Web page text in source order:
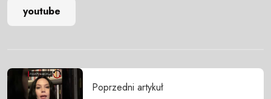
youtube
Poprzedni artykuł